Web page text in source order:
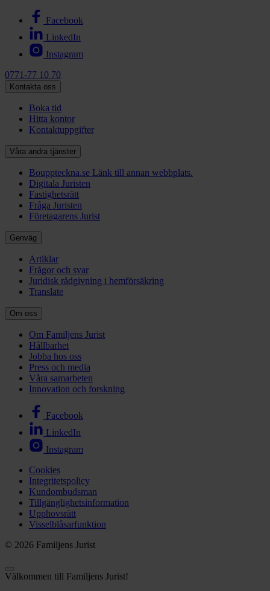
Facebook
LinkedIn
Instagram
0771-77 10 70
Kontakta oss
Boka tid
Hitta kontor
Kontaktuppgifter
Våra andra tjänster
Bouppteckna.se Länk till annan webbplats.
Digitala Juristen
Fastighetsrätt
Fråga Juristen
Företagarens Jurist
Genväg
Artiklar
Frågor och svar
Juridisk rådgivning i hemförsäkring
Translate
Om oss
Om Familjens Jurist
Hållbarhet
Jobba hos oss
Press och media
Våra samarbeten
Innovation och forskning
Facebook
LinkedIn
Instagram
Cookies
Integritetspolicy
Kundombudsman
Tillgänglighetsinformation
Upphovsrätt
Visselblåsarfunktion
© 2026 Familjens Jurist
Välkommen till Familjens Jurist!